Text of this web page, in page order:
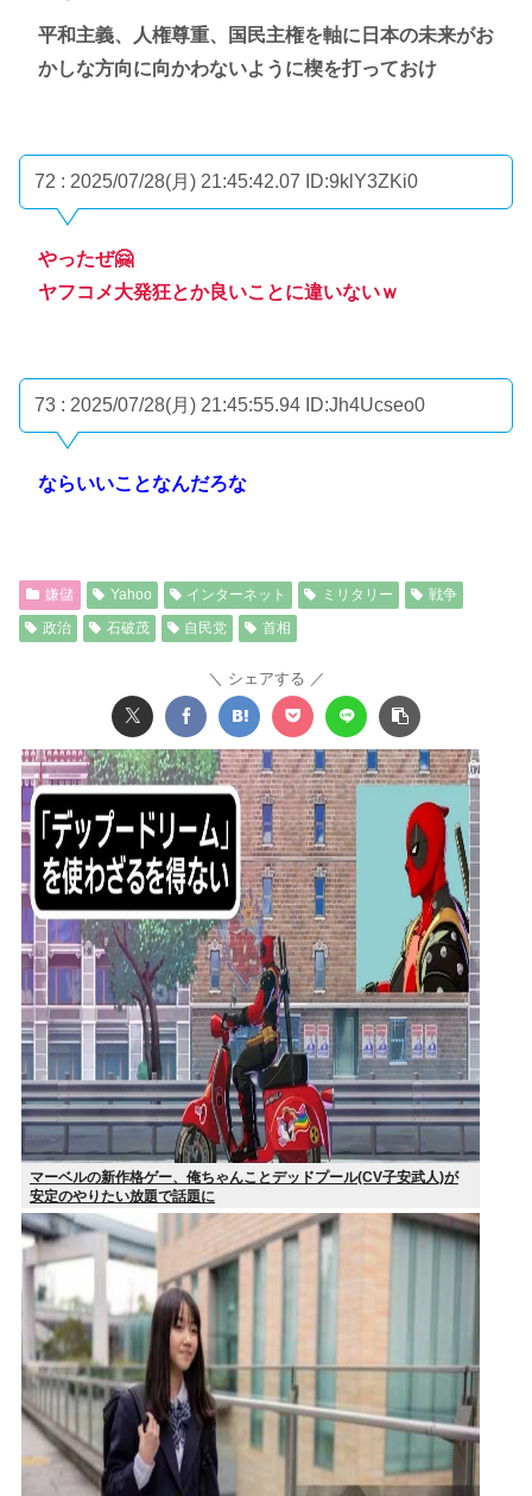
平和主義、人権尊重、国民主権を軸に日本の未来がお
かしな方向に向かわないように楔を打っておけ
72 : 2025/07/28(月) 21:45:42.07 ID:9klY3ZKi0
やったぜ🤗
ヤフコメ大発狂とか良いことに違いないｗ
73 : 2025/07/28(月) 21:45:55.94 ID:Jh4Ucseo0
ならいいことなんだろな
嫌儲 Yahoo インターネット ミリタリー
戦争
政治
石破茂 自民党 首相
シェアする
マーベルの新作格ゲー、俺ちゃんことデッドプール(CV子安武人)が
安定のやりたい放題で話題に